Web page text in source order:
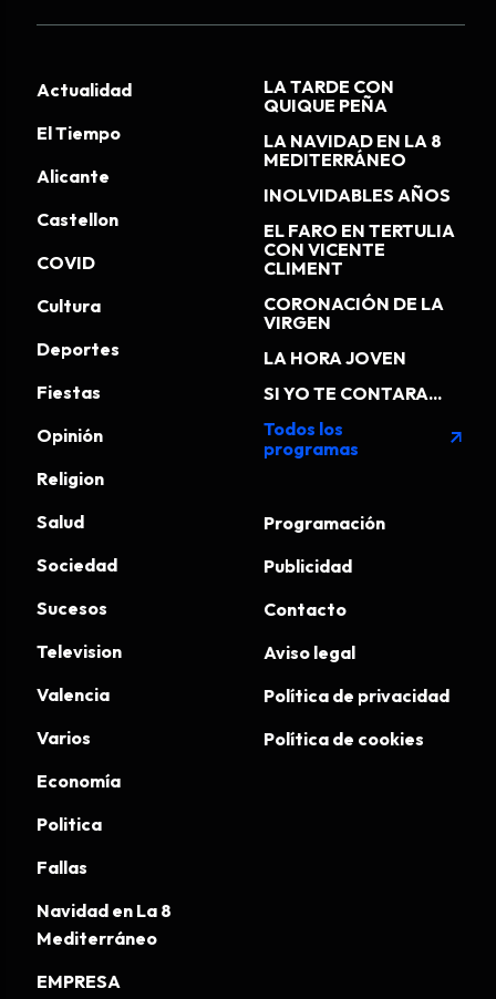
Actualidad
El Tiempo
Alicante
Castellon
COVID
Cultura
Deportes
Fiestas
Opinión
Religion
Salud
Sociedad
Sucesos
Television
Valencia
Varios
Economía
Politica
Fallas
Navidad en La 8
Mediterráneo
EMPRESA
LA TARDE CON
QUIQUE PEÑA
LA NAVIDAD EN LA 8
MEDITERRÁNEO
INOLVIDABLES AÑOS
EL FARO EN TERTULIA
CON VICENTE
CLIMENT
CORONACIÓN DE LA
VIRGEN
LA HORA JOVEN
SI YO TE CONTARA...
Todos los
programas
arrow_outward
Programación
Publicidad
Contacto
Aviso legal
Política de privacidad
Política de cookies